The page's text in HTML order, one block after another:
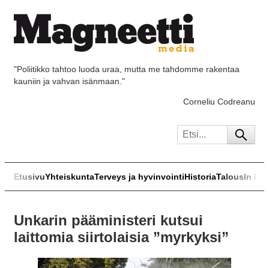
"Poliitikko tahtoo luoda uraa, mutta me tahdomme rakentaa
kauniin ja vahvan isänmaan."
Corneliu Codreanu
EtusivuYhteiskuntaTerveys ja hyvinvointiHistoriaTalousIn
Unkarin pääministeri kutsui
laittomia siirtolaisia ”myrkyksi”